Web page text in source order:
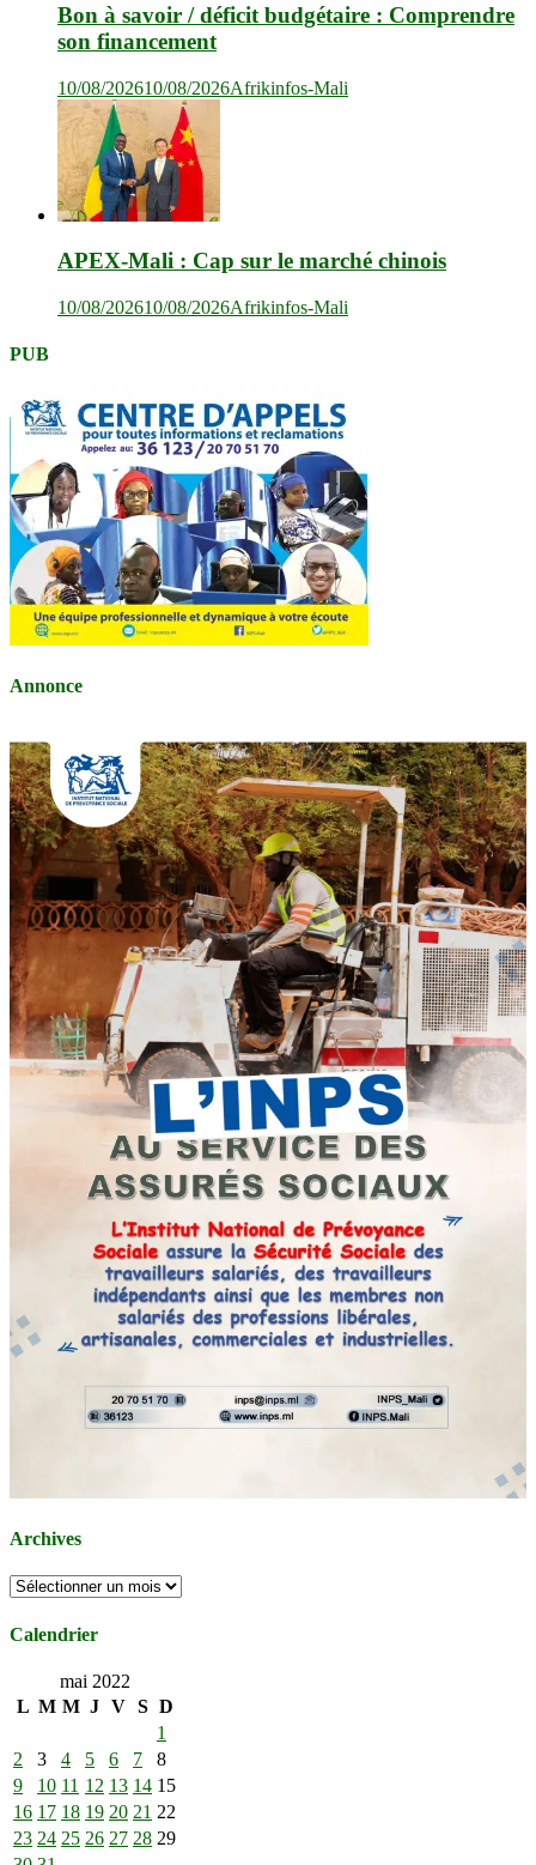
Bon à savoir / déficit budgétaire : Comprendre
son financement
10/08/202610/08/2026Afrikinfos-Mali
APEX-Mali : Cap sur le marché chinois
10/08/202610/08/2026Afrikinfos-Mali
PUB
Annonce
Archives
Archives
Calendrier
mai 2022
L M M J V S D
1
2
3 4 5 6 7
8
9
10 11 12 13 14 15
16 17 18 19 20 21 22
23 24 25 26 27 28 29